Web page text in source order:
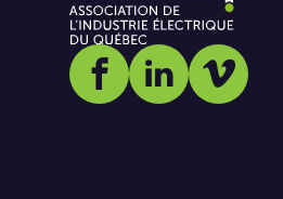
Social media link
Social media
Social